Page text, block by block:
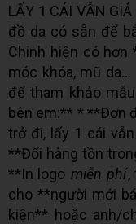
LẤY 1 CÁI VẪN
đồ da có sẵn để
Chinh hiện có hơn
móc khóa, mũ
để tham khảo
bên em:** * **Đơn
trở đi, lấy 1 cái
**Đổi hàng tồn
**In logo miễn phí,
cho **người mới
kiện** hoặc anh/